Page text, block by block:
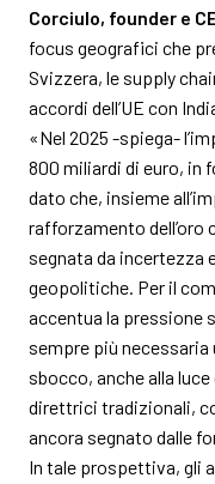
Corciulo, founder e
focus geografici che
Svizzera, le supply
accordi dell’UE con
«Nel 2025 -spiega-
800 miliardi di euro, in
dato che, insieme
rafforzamento dell’oro
segnata da incertezza
geopolitiche. Per il
accentua la pressione
sempre più
sbocco, anche alla
direttrici tradizionali,
ancora segnato dalle
In tale prospettiva, gli